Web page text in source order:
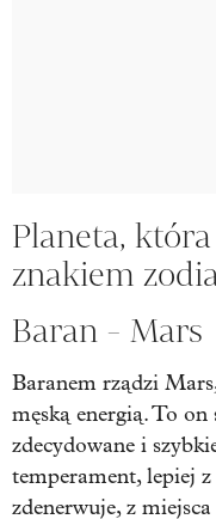
Planeta,
znakiem
Baran - Mars
Baranem rządzi
męską energią. To
zdecydowane i
temperament, lepiej
zdenerwuje, z